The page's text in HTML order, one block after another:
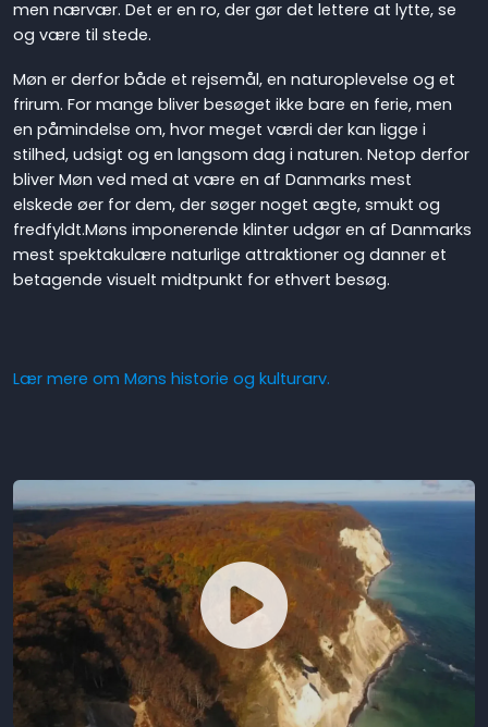
men nærvær. Det er en ro, der gør det lettere at lytte, se
og være til stede.
Møn er derfor både et rejsemål, en naturoplevelse og et
frirum. For mange bliver besøget ikke bare en ferie, men
en påmindelse om, hvor meget værdi der kan ligge i
stilhed, udsigt og en langsom dag i naturen. Netop derfor
bliver Møn ved med at være en af Danmarks mest
elskede øer for dem, der søger noget ægte, smukt og
fredfyldt.Møns imponerende klinter udgør en af Danmarks
mest spektakulære naturlige attraktioner og danner et
betagende visuelt midtpunkt for ethvert besøg.
Lær mere om Møns historie og kulturarv.